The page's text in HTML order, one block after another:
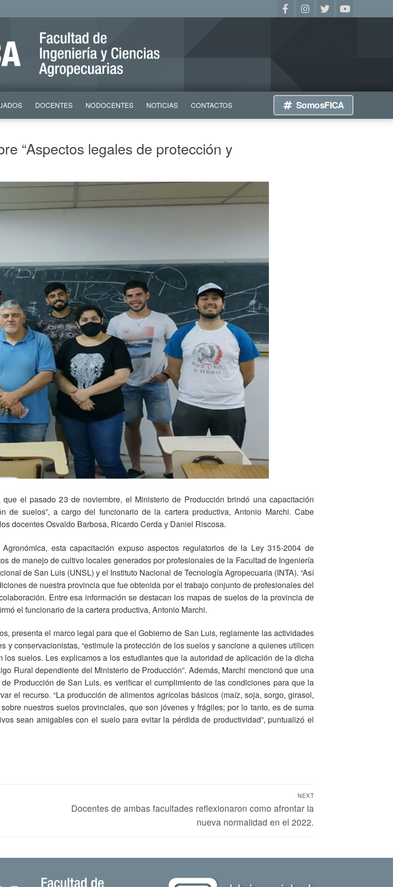
DOCENTES NODOCENTES NOTICIAS CONTACTOS SomosFICA
“Aspectos legales de protección y
el pasado 23 de noviembre, el Ministerio de Producción brindó una capacitación
de suelos”, a cargo del funcionario de la cartera productiva, Antonio Marchi. Cabe
docentes Osvaldo Barbosa, Ricardo Cerda y Daniel Riscosa.
esta capacitación expuso aspectos regulatorios de la Ley 315-2004 de
de manejo de cultivo locales generados por profesionales de la Facultad de Ingeniería
de San Luis (UNSL) y el Instituto Nacional de Tecnología Agropecuaria (INTA). “Así
de nuestra provincia que fue obtenida por el trabajo conjunto de profesionales del
Entre esa información se destacan los mapas de suelos de la provincia de
el funcionario de la cartera productiva, Antonio Marchi.
presenta el marco legal para que el Gobierno de San Luis, reglamente las actividades
y conservacionistas, “estimule la protección de los suelos y sancione a quienes utilicen
suelos. Les explicamos a los estudiantes que la autoridad de aplicación de la dicha
Rural dependiente del Ministerio de Producción”. Además, Marchi mencionó que una
Producción de San Luis, es verificar el cumplimiento de las condiciones para que la
el recurso. “La producción de alimentos agrícolas básicos (maíz, soja, sorgo, girasol,
nuestros suelos provinciales, que son jóvenes y frágiles; por lo tanto, es de suma
sean amigables con el suelo para evitar la pérdida de productividad”, puntualizó el
NEXT
Docentes de ambas facultades reflexionaron como afrontar la
nueva normalidad en el 2022.